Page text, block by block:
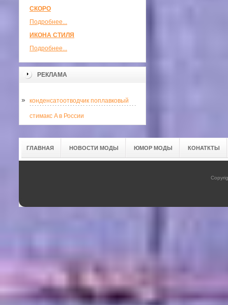
СКОРО
Подробнее...
ИКОНА СТИЛЯ
Подробнее...
РЕКЛАМА
конденсатоотводчик поплавковый
стимакс A в России
ГЛАВНАЯ НОВОСТИ МОДЫ ЮМОР МОДЫ КОНАТКТЫ